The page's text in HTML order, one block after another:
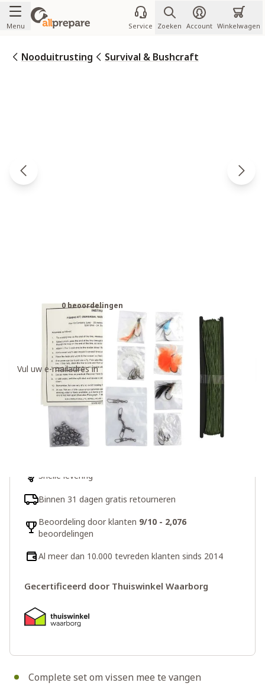
Ga naar de inhoud
Menu Service Zoeken Account Winkelwagen
Nooduitrusting Survival & Bushcraft
0 beoordelingen
Ontvang een weer op voorraad notificatie
Houd me op de hoogte
Complete set om vissen mee te vangen
Snelle levering
Binnen 31 dagen gratis retourneren
Beoordeling door klanten 9/10 - 2,076
beoordelingen
Al meer dan 10.000 tevreden klanten sinds 2014
Gecertificeerd door Thuiswinkel Waarborg